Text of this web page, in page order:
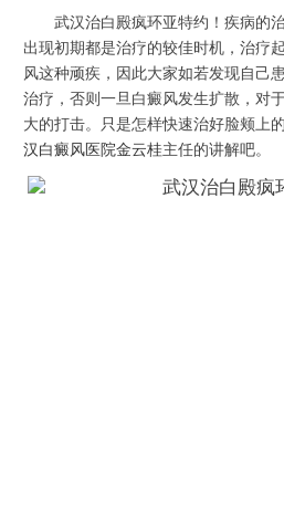
武汉治白殿疯环亚特约！疾病的治
出现初期都是治疗的较佳时机，治疗
风这种顽疾，因此大家如若发现自己
治疗，否则一旦白癜风发生扩散，对
大的打击。只是怎样快速治好脸颊上
汉白癜风医院金云桂主任的讲解吧。